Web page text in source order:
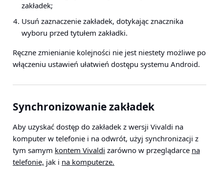
zakładek;
Usuń zaznaczenie zakładek, dotykając znacznika
wyboru przed tytułem zakładki.
Ręczne zmienianie kolejności nie jest niestety możliwe po
włączeniu ustawień ułatwień dostępu systemu Android.
Synchronizowanie zakładek
Aby uzyskać dostęp do zakładek z wersji Vivaldi na
komputer w telefonie i na odwrót, użyj synchronizacji z
tym samym kontem Vivaldi zarówno w przeglądarce na
telefonie, jak i na komputerze.